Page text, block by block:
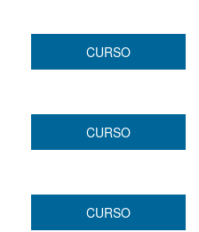
CURSO
CURSO
CURSO